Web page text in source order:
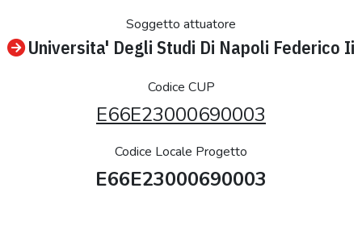
Soggetto attuatore
Universita' Degli Studi Di Napoli Federico Ii
Codice CUP
E66E23000690003
Codice Locale Progetto
E66E23000690003